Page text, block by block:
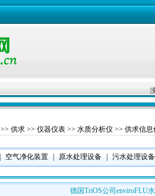
>> 供求 >> 仪器仪表 >> 水质分析仪 >> 供求信息
空气净化装置 原水处理设备 污水处理设备
德国TriOS公司enviroFLU